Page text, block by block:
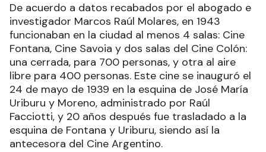
De acuerdo a datos recabados por el abogado e
investigador Marcos Raúl Molares, en 1943
funcionaban en la ciudad al menos 4 salas: Cine
Fontana, Cine Savoia y dos salas del Cine Colón:
una cerrada, para 700 personas, y otra al aire
libre para 400 personas. Este cine se inauguró el
24 de mayo de 1939 en la esquina de José María
Uriburu y Moreno, administrado por Raúl
Facciotti, y 20 años después fue trasladado a la
esquina de Fontana y Uriburu, siendo así la
antecesora del Cine Argentino.